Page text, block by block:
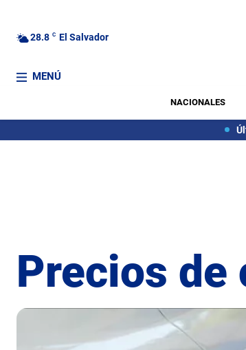
28.8 C El Salvador
MENÚ
NACIONALES
Precios